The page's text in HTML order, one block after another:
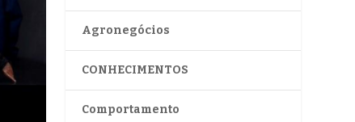
Agronegócios
CONHECIMENTOS
Comportamento